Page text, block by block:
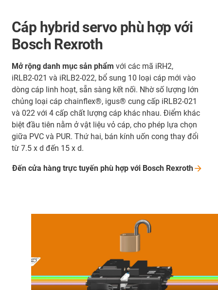
Cáp hybrid servo phù hợp với
Bosch Rexroth
Mở rộng danh mục sản phẩm với các mã iRH2,
iRLB2‑021 và iRLB2‑022, bổ sung 10 loại cáp mới vào
dòng cáp linh hoạt, sẵn sàng kết nối. Nhờ số lượng lớn
chủng loại cáp chainflex®, igus® cung cấp iRLB2‑021
và 022 với 4 cấp chất lượng cáp khác nhau. Điểm khác
biệt đầu tiên nằm ở vật liệu vỏ cáp, cho phép lựa chọn
giữa PVC và PUR. Thứ hai, bán kính uốn cong thay đổi
từ 7.5 x d đến 15 x d.
Đến cửa hàng trực tuyến phù hợp với Bosch Rexroth